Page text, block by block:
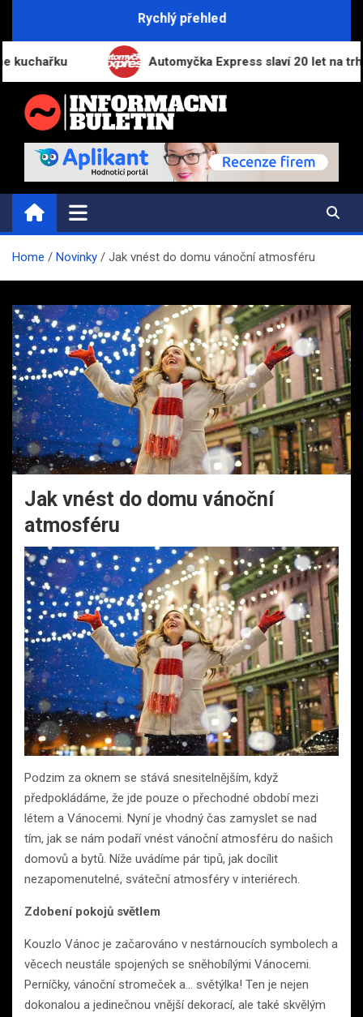
Rychlý přehled
Automyčka Express slaví 20 let na trhu
INFORMAČNÍ-BULETIN.CZ
Novinky a informace
Home Novinky Jak vnést do domu vánoční atmosféru
Jak vnést do domu vánoční
atmosféru
Podzim za oknem se stává snesitelnějším, když
předpokládáme, že jde pouze o přechodné období mezi
létem a Vánocemi. Nyní je vhodný čas zamyslet se nad
tím, jak se nám podaří vnést vánoční atmosféru do našich
domovů a bytů. Níže uvádíme pár tipů, jak docílit
nezapomenutelné, sváteční atmosféry v interiérech.
Zdobení pokojů světlem
Kouzlo Vánoc je začarováno v nestárnoucích symbolech a
věcech neustále spojených se sněhobílými Vánocemi.
Perníčky, vánoční stromeček a… světýlka! Ten je nejen
dokonalou a jedinečnou vnější dekorací, ale také skvělým